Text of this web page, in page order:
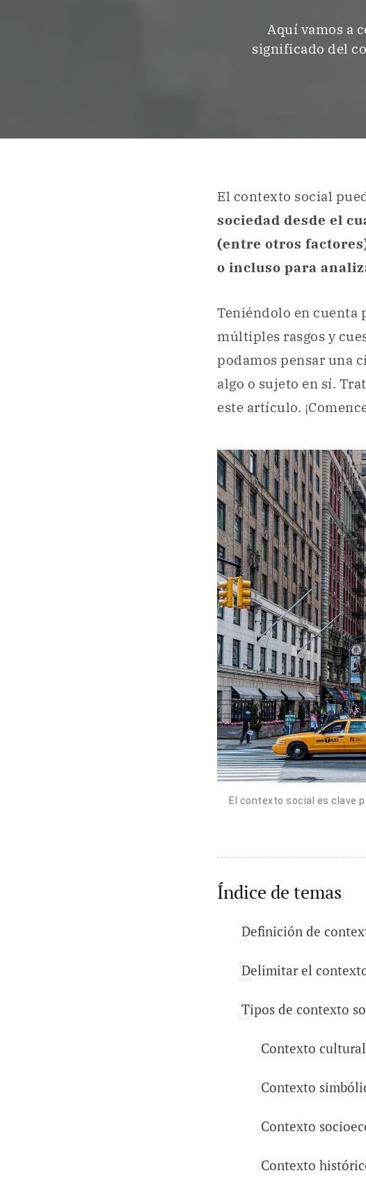
Aquí vamos a
significado del
El contexto social
sociedad desde el
(entre otros
o incluso para
Teniéndolo en cuenta
múltiples rasgos y
podamos pensar una
algo o sujeto en sí.
este artículo.
El contexto social es clave
Índice de temas
Definición de
Delimitar el
Tipos de contexto
Contexto cultural
Contexto
Contexto
Contexto